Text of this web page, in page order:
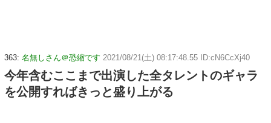
363: 名無しさん＠恐縮です 2021/08/21(土) 08:17:48.55 ID:cN6CcXj40
今年含むここまで出演した全タレントのギャラ
を公開すればきっと盛り上がる